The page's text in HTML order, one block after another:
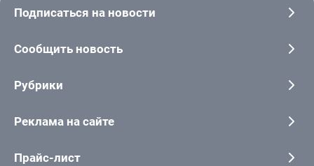
Подписаться на новости
Сообщить новость
Рубрики
Реклама на сайте
Прайс-лист